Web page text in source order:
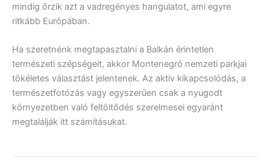
mindig őrzik azt a vadregényes hangulatot, ami egyre
ritkább Európában.
Ha szeretnénk megtapasztalni a Balkán érintetlen
természeti szépségeit, akkor Montenegró nemzeti parkjai
tökéletes választást jelentenek. Az aktív kikapcsolódás, a
természetfotózás vagy egyszerűen csak a nyugodt
környezetben való feltöltődés szerelmesei egyaránt
megtalálják itt számításukat.